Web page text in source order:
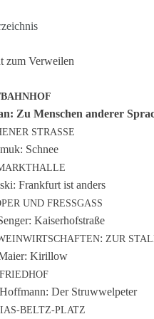
zum Verweilen
Zu Men­schen ander­er
STRASSE
Schnee
Frank­furt ist anders
UND FRESSGASS
Kaiserhofstraße
: ZUR
Kirillow
Der Struwwelpeter
BELTZ-PLATZ